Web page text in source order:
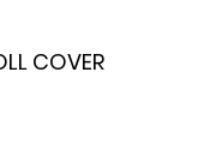
COVER